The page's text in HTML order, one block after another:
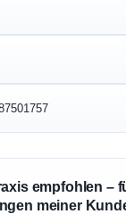
empfohlen –
meiner